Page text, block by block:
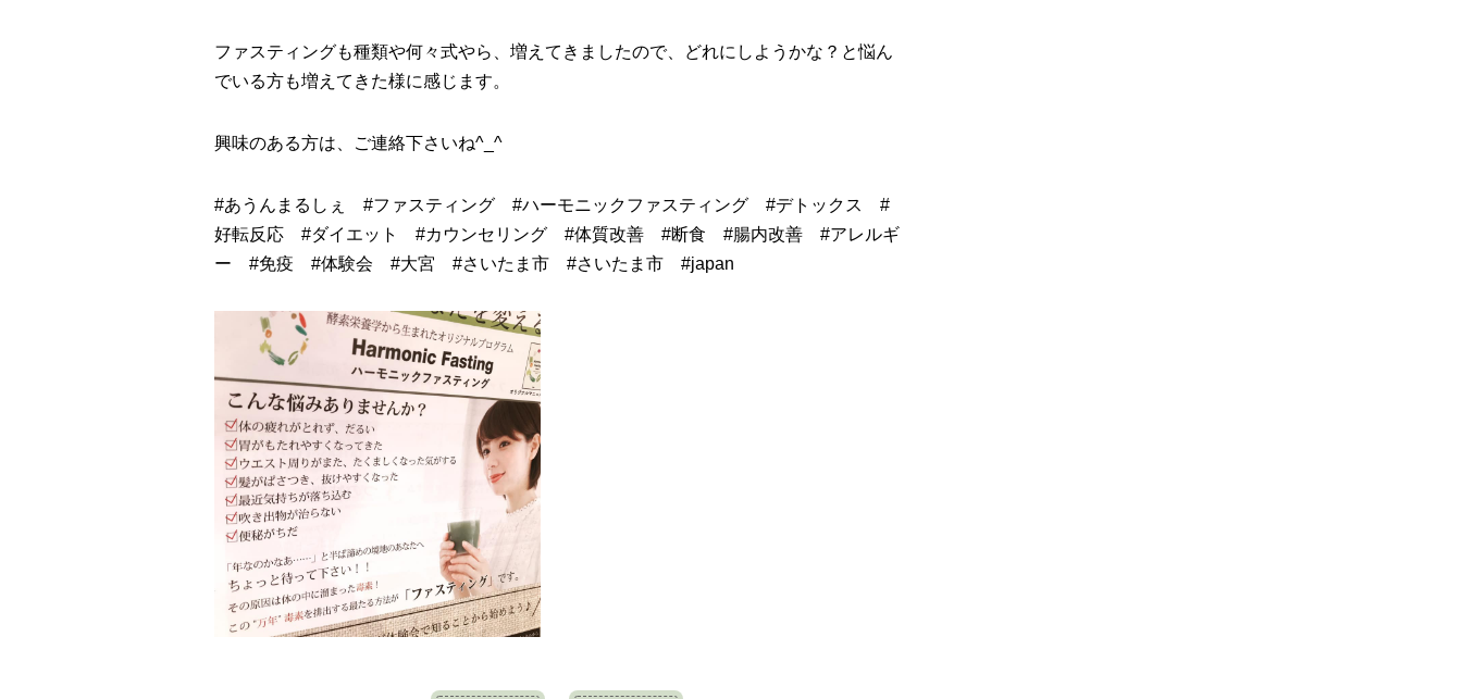
ファスティングも種類や何々式やら、増えてきましたので、どれにしようかな？と悩ん
でいる方も増えてきた様に感じます。
興味のある方は、ご連絡下さいね^_^
#あうんまるしぇ #ファスティング #ハーモニックファスティング #デトックス
#
好転反応
#ダイエット #カウンセリング #体質改善 #断食 #腸内改善 #アレルギ
ー
#免疫 #体験会 #大宮 #さいたま市 #さいたま市 #japan